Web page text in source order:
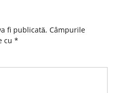
fi publicată. Câmpurile
cu *